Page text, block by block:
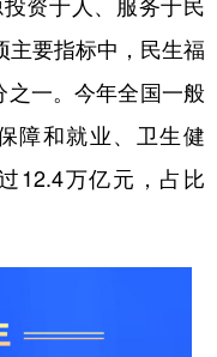
资于人、服务于民
主要指标中，民生福
之一。今年全国一般
障和就业、卫生健
12.4万亿元，占比